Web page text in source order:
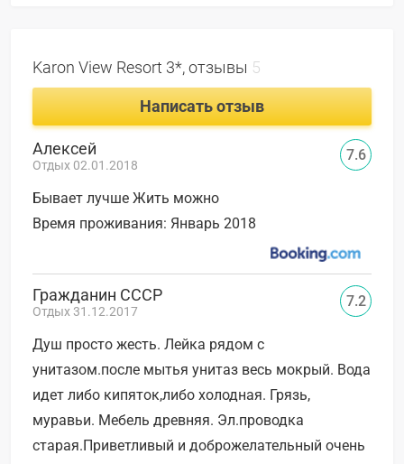
Karon View Resort 3*, отзывы 5
Написать отзыв
Алексей
Отдых 02.01.2018
Бывает лучше Жить можно
Время проживания: Январь 2018
7.6
Гражданин СССР
Отдых 31.12.2017
Душ просто жесть. Лейка рядом с
унитазом.после мытья унитаз весь мокрый. Вода
идет либо кипяток,либо холодная. Грязь,
муравьи. Мебель древняя. Эл.проводка
старая.Приветливый и доброжелательный очень
7.2